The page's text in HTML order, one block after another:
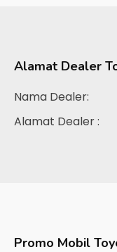
Alamat Dealer
Nama Dealer:
Alamat Dealer :
Promo Mobil